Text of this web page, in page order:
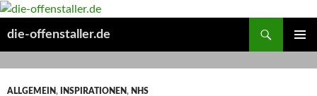
die-offenstaller.de
MENÜ
ALLGEMEIN, INSPIRATIONEN, NHS